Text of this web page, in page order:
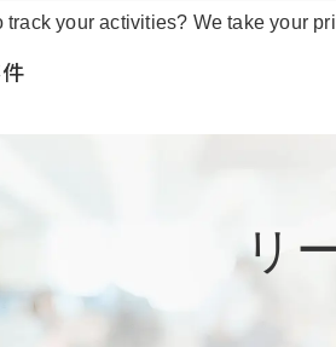
リ
track your activities? We take your